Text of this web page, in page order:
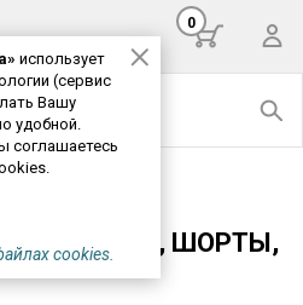
использует
(сервис
Вашу
удобной.
соглашаетесь
cookies.
0
БРЮКИ, ШОРТЫ,